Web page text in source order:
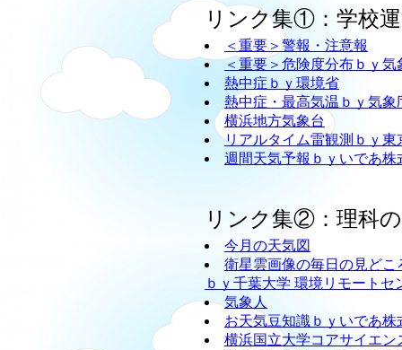
リンク集①：学校
＜重要＞警報・注意報
＜重要＞危険度分布ｂｙ気
熱中症ｂｙ環境省
熱中症・最高気温ｂｙ気象
横浜地方気象台
リアルタイム雷観測ｂｙ東
週間天気予報ｂｙいであ株
リンク集②：理科
今月の天気図
衛星雲画像の毎日の見どこ
ｂｙ千葉大学 環境リモート
気象人
お天気豆知識ｂｙいであ株
横浜国立大学コアサイエン